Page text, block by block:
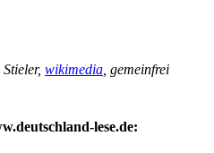
wikimedia , gemeinfrei
lese.de: